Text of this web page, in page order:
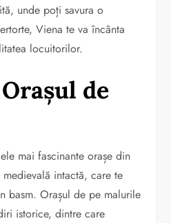
unde poți savura o
Viena te va încânta
locuitorilor.
de
mai fascinante orașe din
intactă, care te
basm. Orașul de pe malurile
istorice, dintre care